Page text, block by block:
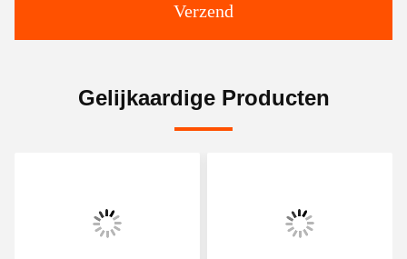
Verzend
Gelijkaardige Producten